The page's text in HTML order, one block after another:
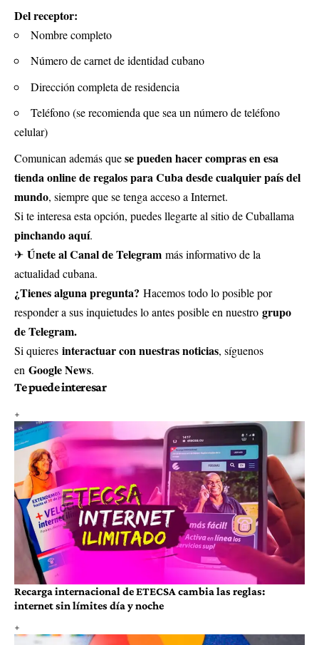
Del receptor:
Nombre completo
Número de carnet de identidad cubano
Dirección completa de residencia
Teléfono (se recomienda que sea un número de teléfono
celular)
Comunican además quese pueden hacer compras en esa
tienda online de regalos para Cuba desde cualquier país del
mundo, siempre que se tenga acceso a Internet.
Si te interesa esta opción, puedes llegarte al sitio de Cuballama
pinchando aquí.
✈ Únete al Canal de Telegram más informativo de la
actualidad cubana.
¿Tienes alguna pregunta? Hacemos todo lo posible por
responder a sus inquietudes lo antes posible en nuestro grupo
de Telegram.
Si quieres interactuar con nuestras noticias, síguenos
en Google News.
Te puede interesar
Recarga internacional de ETECSA cambia las reglas:
internet sin límites día y noche